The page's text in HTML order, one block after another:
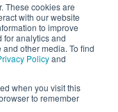
These cookies are
with our website
to improve
for analytics and
other media. To find
Policyand
when you visit this
to remember